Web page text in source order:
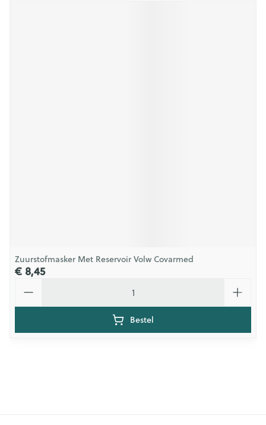
Zuurstofmasker Met Reservoir Volw Covarmed
€ 8,45
Bestel